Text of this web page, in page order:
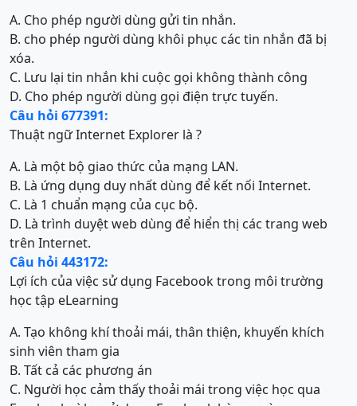
A. Cho phép người dùng gửi tin nhắn.
B. cho phép người dùng khôi phục các tin nhắn đã bị
xóa.
C. Lưu lại tin nhắn khi cuộc gọi không thành công
D. Cho phép người dùng gọi điện trực tuyến.
Câu hỏi 677391:
Thuật ngữ Internet Explorer là ?
A. Là một bộ giao thức của mạng LAN.
B. Là ứng dụng duy nhất dùng để kết nối Internet.
C. Là 1 chuẩn mạng của cục bộ.
D. Là trình duyệt web dùng để hiển thị các trang web
trên Internet.
Câu hỏi 443172:
Lợi ích của việc sử dụng Facebook trong môi trường
học tập eLearning
A. Tạo không khí thoải mái, thân thiện, khuyến khích
sinh viên tham gia
B. Tất cả các phương án
C. Người học cảm thấy thoải mái trong việc học qua